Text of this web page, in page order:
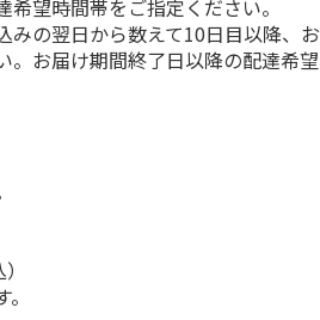
谷翔
)
望時間帯をご指定ください。
の翌日から数えて10日目以降、お
。お届け期間終了日以降の配達希望